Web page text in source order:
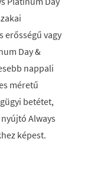
erősségű vagy
Day &
nappali
méretű
betétet,
Always
képest.